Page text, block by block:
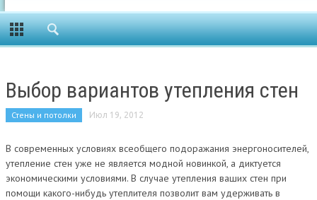
Выбор вариантов утепления стен
Стены и потолки Июл 19, 2012
В современных условиях всеобщего подоражания энергоносителей,
утепление стен уже не является модной новинкой, а диктуется
экономическими условиями. В случае утепления ваших стен при
помощи какого-нибудь утеплителя позволит вам удерживать в